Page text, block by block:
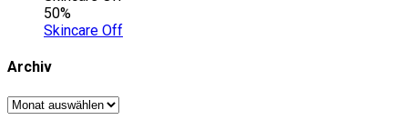
50%
Skincare Off
Archiv
Archiv